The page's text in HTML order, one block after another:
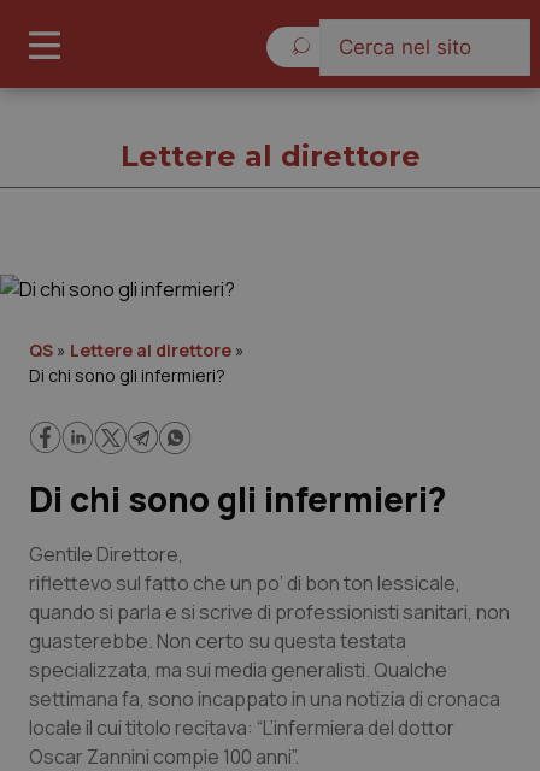
Cronache
Scienza e Farmaci
Studi e Analisi
Lettere al direttore
Lettere al direttore
QS » Lettere al direttore »
Di chi sono gli infermieri?
Di chi sono gli infermieri?
Gentile Direttore,
riflettevo sul fatto che un po’ di bon ton lessicale,
quando si parla e si scrive di professionisti sanitari, non
guasterebbe. Non certo su questa testata
specializzata, ma sui media generalisti. Qualche
settimana fa, sono incappato in una notizia di cronaca
locale il cui titolo recitava: “L’infermiera del dottor
Oscar Zannini compie 100 anni”.